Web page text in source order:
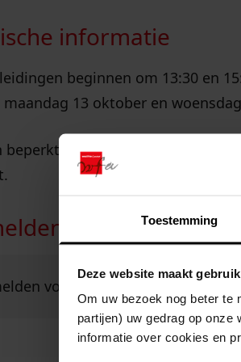
Toestemming
Deze website maakt
Om uw bezoek nog beter te
partijen) uw gedrag op
informatie over cookies en
informatie
beginnen om 13:30 en
maandag 13 oktober en
beperkt aantal plaatsen
voor de maand van de
"Aanmelden voor de Maand van de